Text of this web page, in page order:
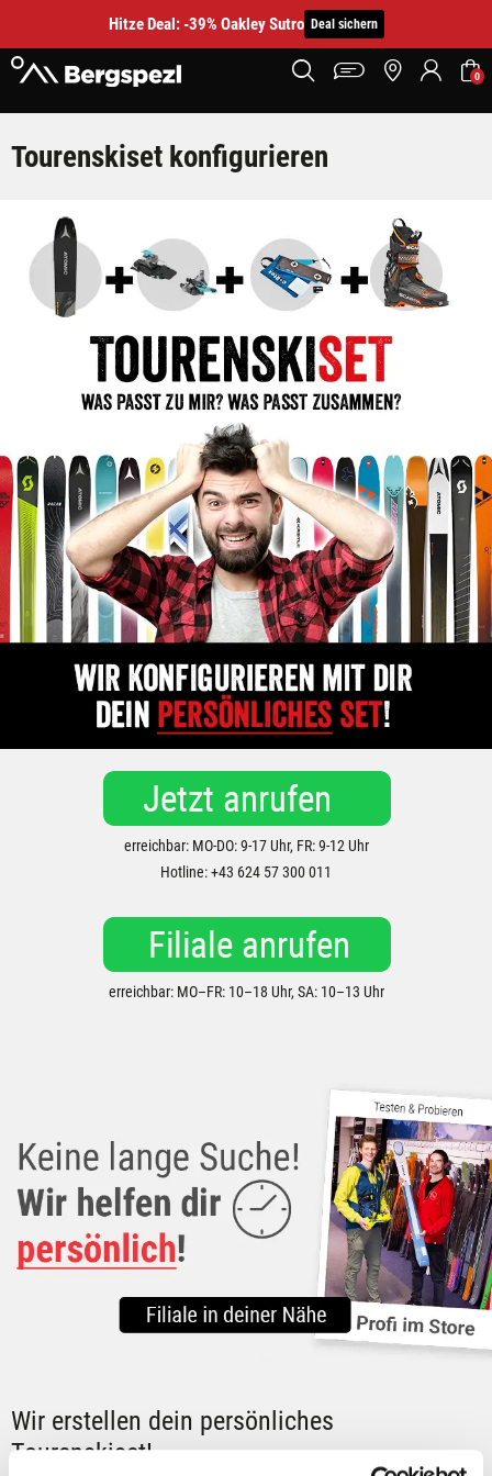
Hitze Deal: -39% Oakley Sutro Deal sichern
0
Tourenskiset konfigurieren
erreichbar: MO-DO: 9-17 Uhr, FR: 9-12 Uhr
Hotline: +43 624 57 300 011
erreichbar: MO–FR: 10–18 Uhr, SA: 10–13 Uhr
Wir erstellen dein persönliches
Tourenskiset!